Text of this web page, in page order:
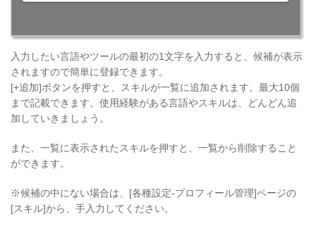
入力したい言語やツールの最初の1文字を入力すると、候補が表示
されますので簡単に登録できます。
[+追加]ボタンを押すと、スキルが一覧に追加されます。最大10個
まで記載できます。使用経験がある言語やスキルは、どんどん追
加していきましょう。
また、一覧に表示されたスキルを押すと、一覧から削除すること
ができます。
※候補の中にない場合は、[各種設定-プロフィール管理]ページの
[スキル]から、手入力してください。